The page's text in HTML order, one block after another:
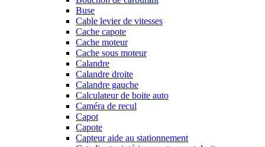
Buse
Cable levier de vitesses
Cache capote
Cache moteur
Cache sous moteur
Calandre
Calandre droite
Calandre gauche
Calculateur de boite auto
Caméra de recul
Capot
Capote
Capteur aide au stationnement